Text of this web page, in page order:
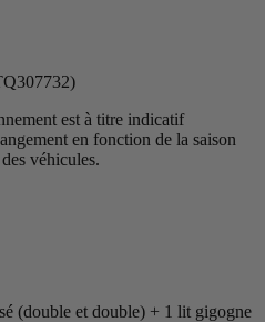
est à titre indicatif
en fonction de la saison
véhicules.
(double et double) + 1 lit gigogne